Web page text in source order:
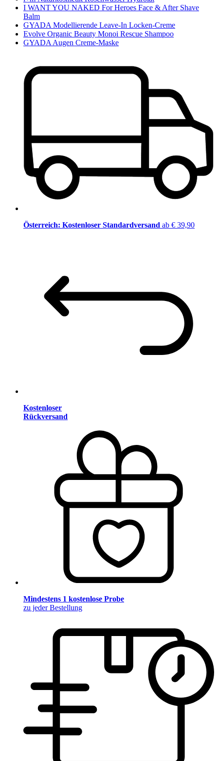
I WANT YOU NAKED For Heroes Face & After Shave
Balm
GYADA Modellierende Leave-In Locken-Creme
Evolve Organic Beauty Monoi Rescue Shampoo
GYADA Augen Creme-Maske
Österreich: Kostenloser Standardversand ab € 39,90
Kostenloser
Rückversand
Mindestens 1 kostenlose Probe
zu jeder Bestellung